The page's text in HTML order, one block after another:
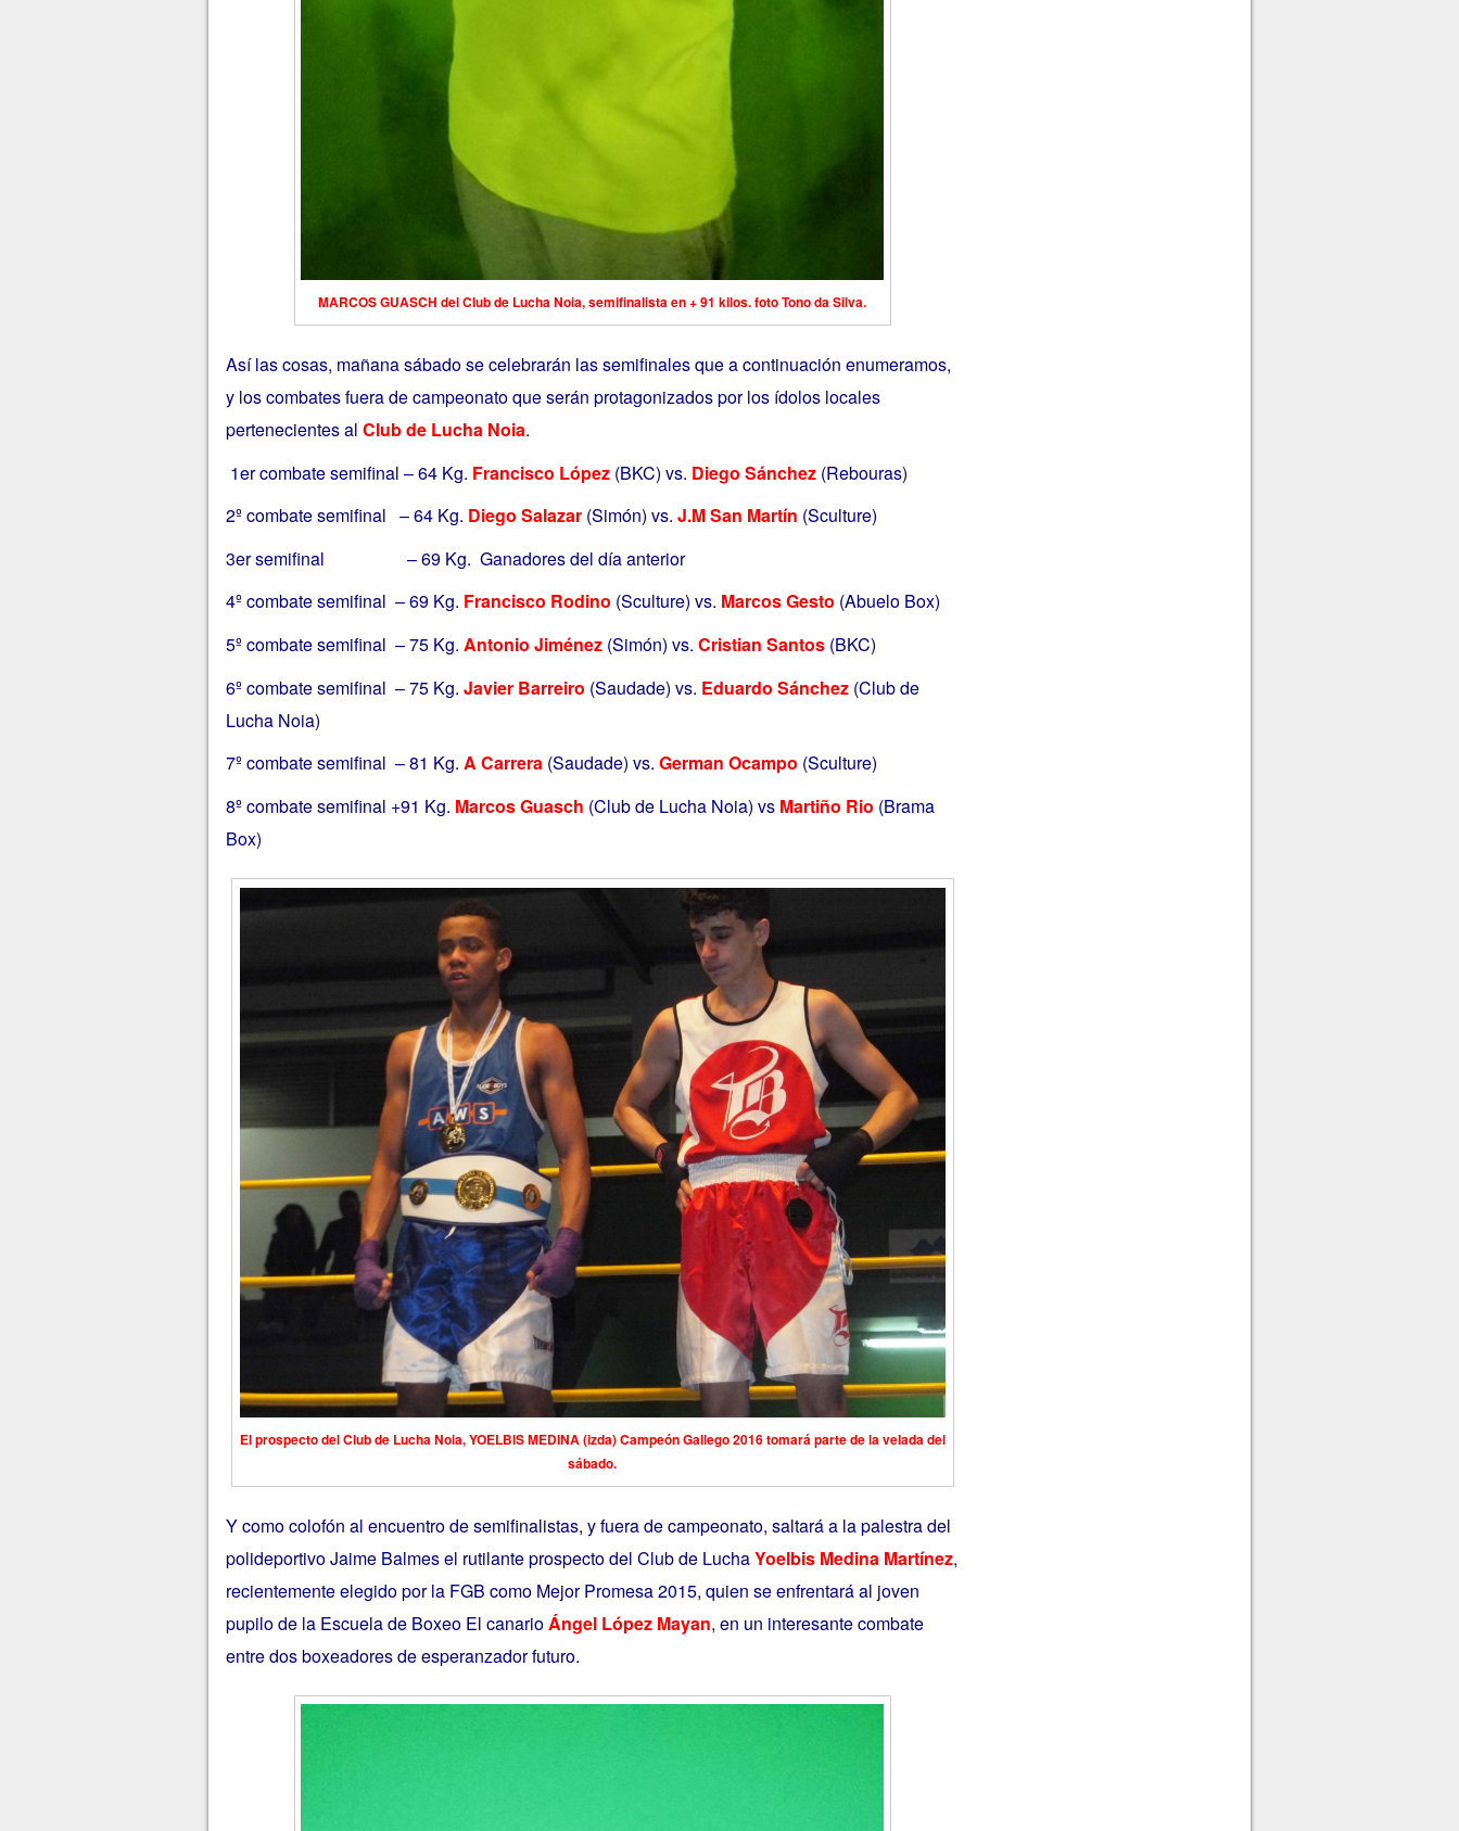
MARCOS GUASCH del Club de Lucha Noia, semifinalista en + 91 kilos. foto Tono da Silva.
Así las cosas, mañana sábado se celebrarán las semifinales que a continuación enumeramos,
y los combates fuera de campeonato que serán protagonizados por los ídolos locales
pertenecientes al Club de Lucha Noia.
1er combate semifinal – 64 Kg. Francisco López(BKC) vs. Diego Sánchez(Rebouras)
2º combate semifinal – 64 Kg. Diego Salazar(Simón) vs. J.M San Martín (Sculture)
3er semifinal – 69 Kg. Ganadores del día anterior
4º combate semifinal – 69 Kg. Francisco Rodino (Sculture) vs. Marcos Gesto (Abuelo Box)
5º combate semifinal – 75 Kg. Antonio Jiménez(Simón) vs. Cristian Santos(BKC)
6º combate semifinal – 75 Kg. Javier Barreiro (Saudade) vs. Eduardo Sánchez(Club de
Lucha Noia)
7º combate semifinal – 81 Kg. A Carrera (Saudade) vs. German Ocampo (Sculture)
8º combate semifinal +91 Kg. Marcos Guasch (Club de Lucha Noia) vs Martiño Rio (Brama
Box)
El prospecto del Club de Lucha Noia, YOELBIS MEDINA (izda) Campeón Gallego 2016 tomará parte de la velada del
sábado.
Y como colofón al encuentro de semifinalistas, y fuera de campeonato, saltará a la palestra del
polideportivo Jaime Balmes el rutilante prospecto del Club de LuchaYoelbis Medina Martínez,
recientemente elegido por la FGB como Mejor Promesa 2015, quien se enfrentará al joven
pupilo de la Escuela de Boxeo El canarioÁngel López Mayan, en un interesante combate
entre dos boxeadores de esperanzador futuro.